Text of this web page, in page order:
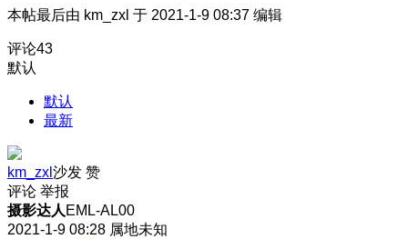
本帖最后由 km_zxl 于 2021-1-9 08:37 编辑
评论43
默认
默认
最新
km_zxl 沙发 赞
评论 举报
摄影达人 EML-AL00
2021-1-9 08:28 属地未知